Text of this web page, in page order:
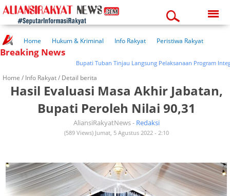
11:26:14 pm
Home Hukum & Kriminal Info Rakyat
Peristiwa Rakyat
Kuliner Rakyat
Wisata Rakyat
Kesehatan
Breaking News
Bupati Tuban Tinjau Langsung Pelaksanaan Program
Home / Info Rakyat/ Detail berita
Hasil Evaluasi Masa Akhir Jabatan,
Bupati Peroleh Nilai 90,31
AliansiRakyatNews - Redaksi
(589 Views) Jumat, 5 Agustus 2022 - 2:10